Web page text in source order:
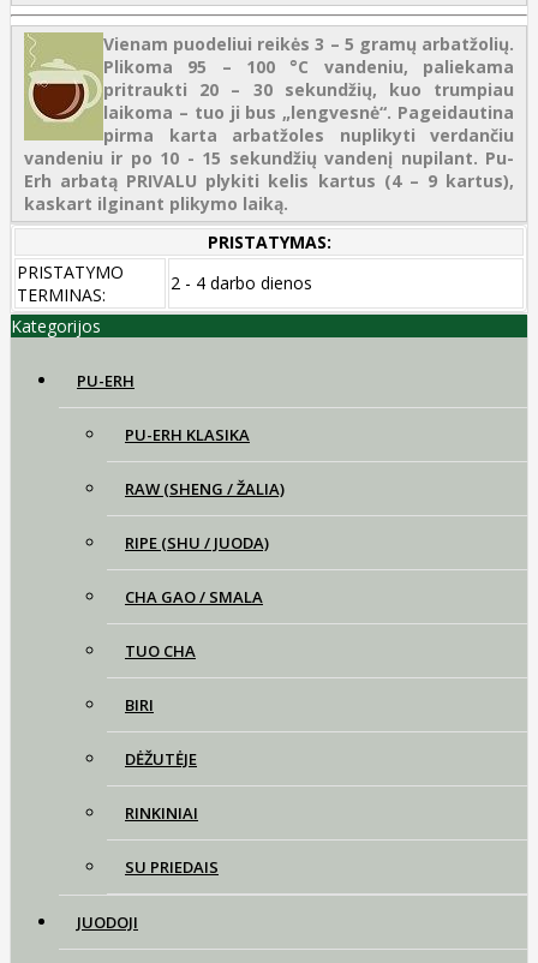
Vienam puodeliui reikės 3 – 5 gramų arbatžolių.
Plikoma 95 – 100 °C vandeniu, paliekama
pritraukti 20 – 30 sekundžių, kuo trumpiau
laikoma – tuo ji bus „lengvesnė“. Pageidautina
pirma karta arbatžoles nuplikyti verdančiu
vandeniu ir po 10 - 15 sekundžių vandenį nupilant. Pu-
Erh arbatą PRIVALU plykiti kelis kartus (4 – 9 kartus),
kaskart ilginant plikymo laiką.
PRISTATYMAS:
PRISTATYMO
TERMINAS:
2 - 4 darbo dienos
Kategorijos
PU-ERH
PU-ERH KLASIKA
RAW (SHENG / ŽALIA)
RIPE (SHU / JUODA)
CHA GAO / SMALA
TUO CHA
BIRI
DĖŽUTĖJE
RINKINIAI
SU PRIEDAIS
JUODOJI